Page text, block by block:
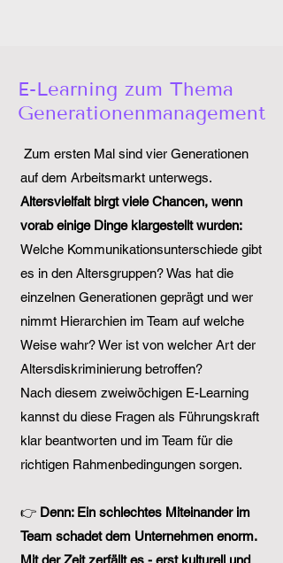
E-Learning zum Thema
Generationenmanagement
Zum ersten Mal sind vier Generationen
auf dem Arbeitsmarkt unterwegs.
Altersvielfalt birgt viele Chancen, wenn
vorab einige Dinge klargestellt wurden:
Welche Kommunikationsunterschiede gibt
es in den Altersgruppen? Was hat die
einzelnen Generationen geprägt und wer
nimmt Hierarchien im Team auf welche
Weise wahr? Wer ist von welcher Art der
Altersdiskriminierung betroffen?
Nach diesem zweiwöchigen E-Learning
kannst du diese Fragen als Führungskraft
klar beantworten und im Team für die
richtigen Rahmenbedingungen sorgen.
👉 Denn: Ein schlechtes Miteinander im
Team schadet dem Unternehmen enorm.
Mit der Zeit zerfällt es - erst kulturell und